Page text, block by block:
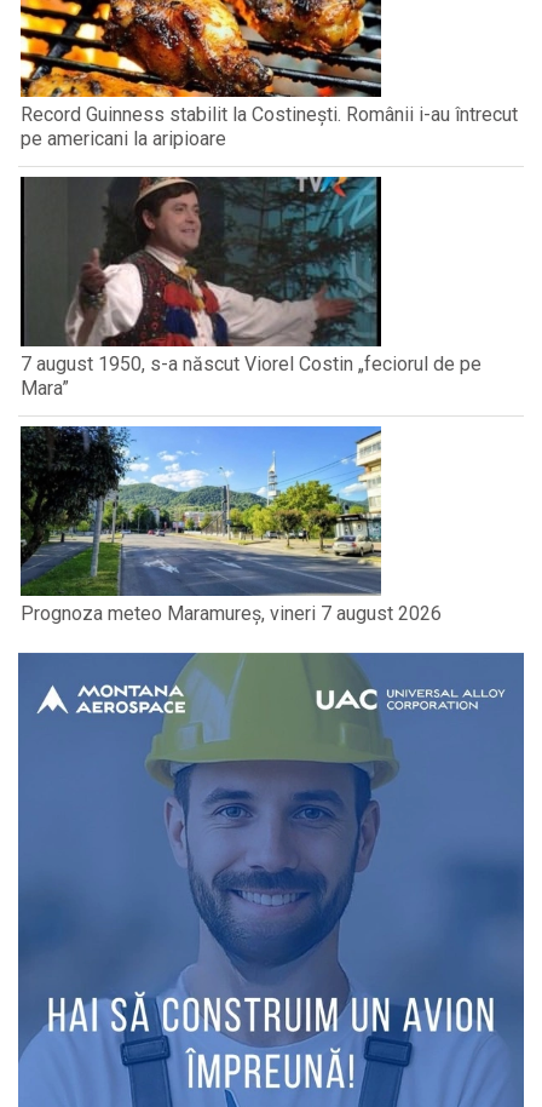
Record Guinness stabilit la Costinești. Românii i-au întrecut
pe americani la aripioare
7 august 1950, s-a născut Viorel Costin „feciorul de pe
Mara”
Prognoza meteo Maramureș, vineri 7 august 2026